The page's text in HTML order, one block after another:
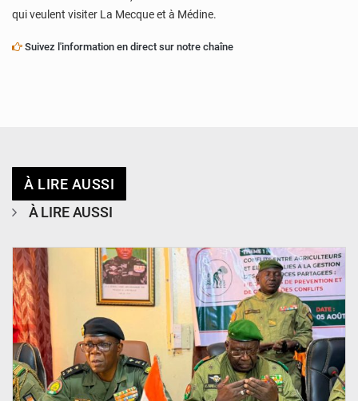
qui veulent visiter La Mecque et à Médine.
Suivez l'information en direct sur notre chaîne
À LIRE AUSSI
À LIRE AUSSI